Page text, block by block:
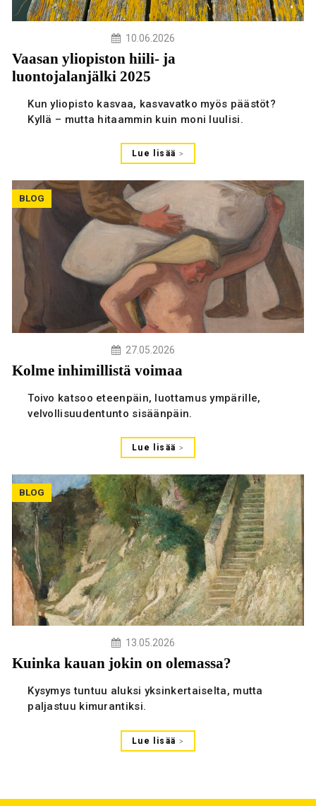
10.06.2026
Vaasan yliopiston hiili- ja
luontojalanjälki 2025
Kun yliopisto kasvaa, kasvavatko myös päästöt?
Kyllä – mutta hitaammin kuin moni luulisi.
Lue lisää
BLOG
27.05.2026
Kolme inhimillistä voimaa
Toivo katsoo eteenpäin, luottamus ympärille,
velvollisuudentunto sisäänpäin.
Lue lisää
BLOG
13.05.2026
Kuinka kauan jokin on olemassa?
Kysymys tuntuu aluksi yksinkertaiselta, mutta
paljastuu kimurantiksi.
Lue lisää